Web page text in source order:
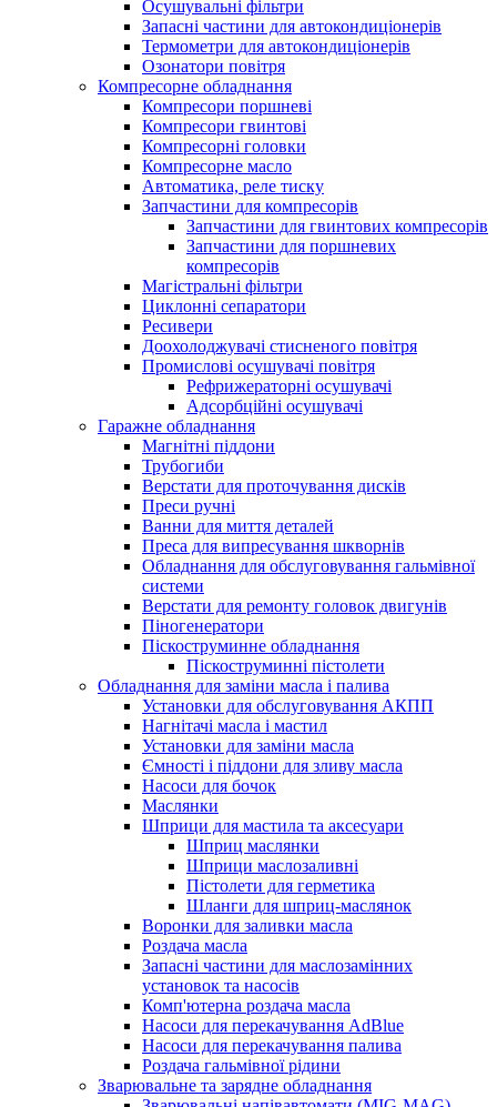
Осушувальні фільтри
Запасні частини для автокондиціонерів
Термометри для автокондиціонерів
Озонатори повітря
Компресорне обладнання
Компресори поршневі
Компресори гвинтові
Компресорні головки
Компресорне масло
Автоматика, реле тиску
Запчастини для компресорів
Запчастини для гвинтових компресорів
Запчастини для поршневих
компресорів
Магістральні фільтри
Циклонні сепаратори
Ресивери
Доохолоджувачі стисненого повітря
Промислові осушувачі повітря
Рефрижераторні осушувачі
Адсорбційні осушувачі
Гаражне обладнання
Магнітні піддони
Трубогиби
Верстати для проточування дисків
Преси ручні
Ванни для миття деталей
Преса для випресування шкворнів
Обладнання для обслуговування гальмівної
системи
Верстати для ремонту головок двигунів
Піногенератори
Піскоструминне обладнання
Піскоструминні пістолети
Обладнання для заміни масла і палива
Установки для обслуговування АКПП
Нагнітачі масла і мастил
Установки для заміни масла
Ємності і піддони для зливу масла
Насоси для бочок
Маслянки
Шприци для мастила та аксесуари
Шприц маслянки
Шприци маслозаливні
Пістолети для герметика
Шланги для шприц-маслянок
Воронки для заливки масла
Роздача масла
Запасні частини для маслозамінних
установок та насосів
Комп'ютерна роздача масла
Насоси для перекачування AdBlue
Насоси для перекачування палива
Роздача гальмівної рідини
Зварювальне та зарядне обладнання